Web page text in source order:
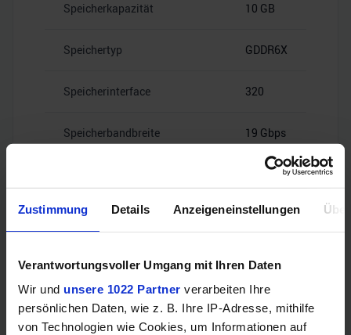
Zustimmung Details Anzeigeneinstellungen
Verantwortungsvoller Umgang mit Ihren Daten
Wir und unsere 1022 Partner verarbeiten Ihre
persönlichen Daten, wie z. B. Ihre IP-Adresse, mithilfe
von Technologien wie Cookies, um Informationen auf
Speicherkapazität 10 GB
Speichertyp GDDR6X
Speicherinterface 320
Speicherbandbreite 19 Gbps
Videoanschlüsse
HDMI
1x HDMI
2.1